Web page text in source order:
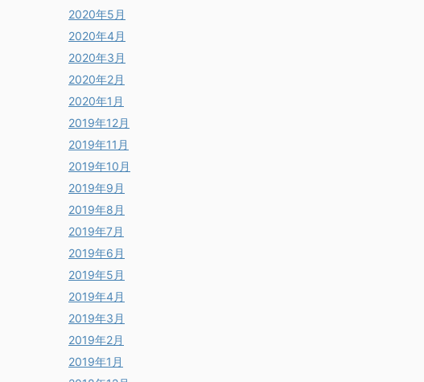
2020年5月
2020年4月
2020年3月
2020年2月
2020年1月
2019年12月
2019年11月
2019年10月
2019年9月
2019年8月
2019年7月
2019年6月
2019年5月
2019年4月
2019年3月
2019年2月
2019年1月